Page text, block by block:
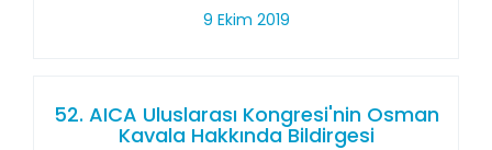
9 Ekim 2019
52. AICA Uluslarası Kongresi'nin Osman
Kavala Hakkında Bildirgesi